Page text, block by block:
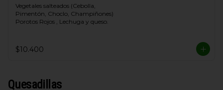
Vegetales salteados (Cebolla,
Pimentón, Choclo, Champiñones)
Porotos Rojos , Lechuga y queso.
$10.400
Quesadillas